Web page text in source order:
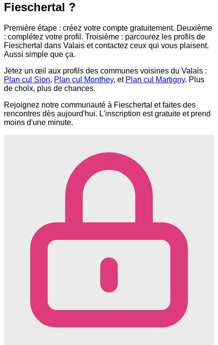
Fieschertal ?
Première étape : créez votre compte gratuitement. Deuxième
: complétez votre profil. Troisième : parcourez les profils de
Fieschertal dans Valais et contactez ceux qui vous plaisent.
Aussi simple que ça.
Jetez un œil aux profils des communes voisines du Valais :
Plan cul Sion, Plan cul Monthey, et Plan cul Martigny. Plus
de choix, plus de chances.
Rejoignez notre communauté à Fieschertal et faites des
rencontres dès aujourd'hui. L'inscription est gratuite et prend
moins d'une minute.